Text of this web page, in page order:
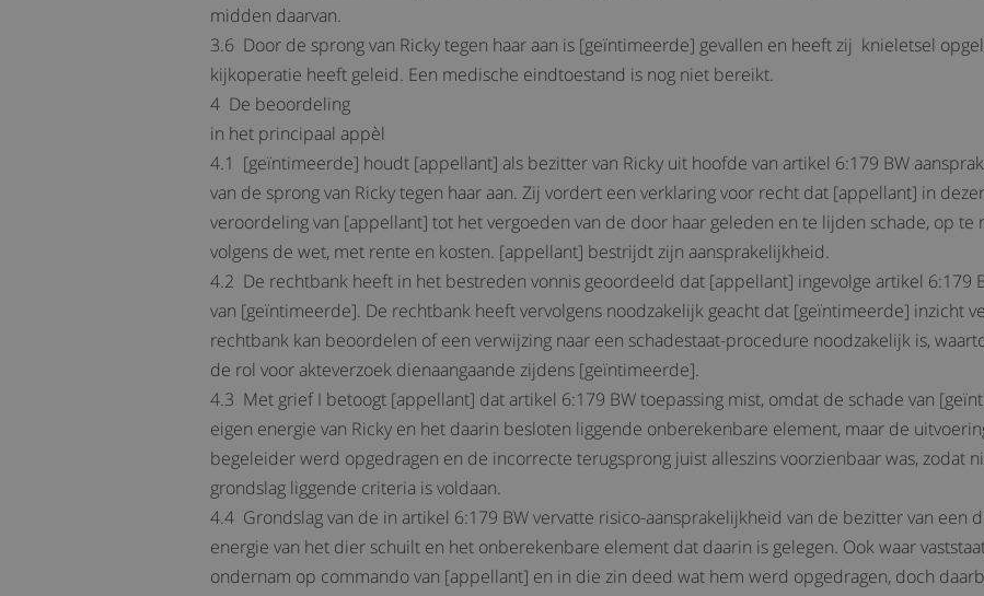
midden daarvan.
3.6 Door de sprong van Ricky tegen haar aan is [geïntimeerde] gevallen en heeft zij knieletsel
kijkoperatie heeft geleid. Een medische eindtoestand is nog niet bereikt.
4 De beoordeling
in het principaal appèl
4.1 [geïntimeerde] houdt [appellant] als bezitter van Ricky uit hoofde van artikel 6:179 BW
van de sprong van Ricky tegen haar aan. Zij vordert een verklaring voor recht dat [appellant] in
veroordeling van [appellant] tot het vergoeden van de door haar geleden en te lijden schade, op te
volgens de wet, met rente en kosten. [appellant] bestrijdt zijn aansprakelijkheid.
4.2 De rechtbank heeft in het bestreden vonnis geoordeeld dat [appellant] ingevolge artikel 6:179
van [geïntimeerde]. De rechtbank heeft vervolgens noodzakelijk geacht dat [geïntimeerde] inzicht
rechtbank kan beoordelen of een verwijzing naar een schadestaat-procedure noodzakelijk is,
de rol voor akteverzoek dienaangaande zijdens [geïntimeerde].
4.3 Met grief I betoogt [appellant] dat artikel 6:179 BW toepassing mist, omdat de schade van
eigen energie van Ricky en het daarin besloten liggende onberekenbare element, maar de
begeleider werd opgedragen en de incorrecte terugsprong juist alleszins voorzienbaar was, zodat
grondslag liggende criteria is voldaan.
4.4 Grondslag van de in artikel 6:179 BW vervatte risico-aansprakelijkheid van de bezitter van een
energie van het dier schuilt en het onberekenbare element dat daarin is gelegen. Ook waar
ondernam op commando van [appellant] en in die zin deed wat hem werd opgedragen, doch